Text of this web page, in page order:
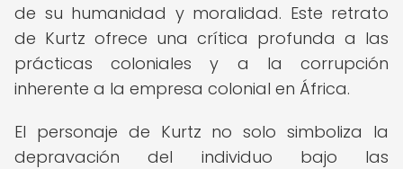
de su humanidad y moralidad. Este retrato
de Kurtz ofrece una crítica profunda a las
prácticas coloniales y a la corrupción
inherente a la empresa colonial en África.
El personaje de Kurtz no solo simboliza la
depravación del individuo bajo las